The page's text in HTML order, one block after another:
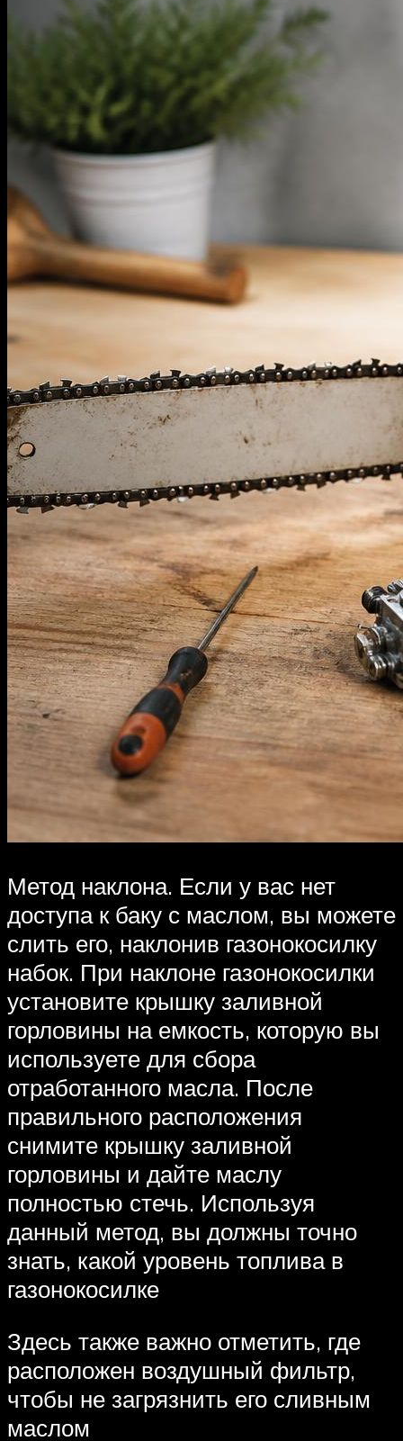
Метод наклона. Если у вас нет
доступа к баку с маслом, вы можете
слить его, наклонив газонокосилку
набок. При наклоне газонокосилки
установите крышку заливной
горловины на емкость, которую вы
используете для сбора
отработанного масла. После
правильного расположения
снимите крышку заливной
горловины и дайте маслу
полностью стечь. Используя
данный метод, вы должны точно
знать, какой уровень топлива в
газонокосилке
Здесь также важно отметить, где
расположен воздушный фильтр,
чтобы не загрязнить его сливным
маслом